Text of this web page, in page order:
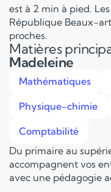
est à 2 min à pied.
République Beaux-
proches.
Matières
Madeleine
Mathématiques
Physique-chimie
Comptabilité
Du primaire au
accompagnent vos
avec une pédagogie